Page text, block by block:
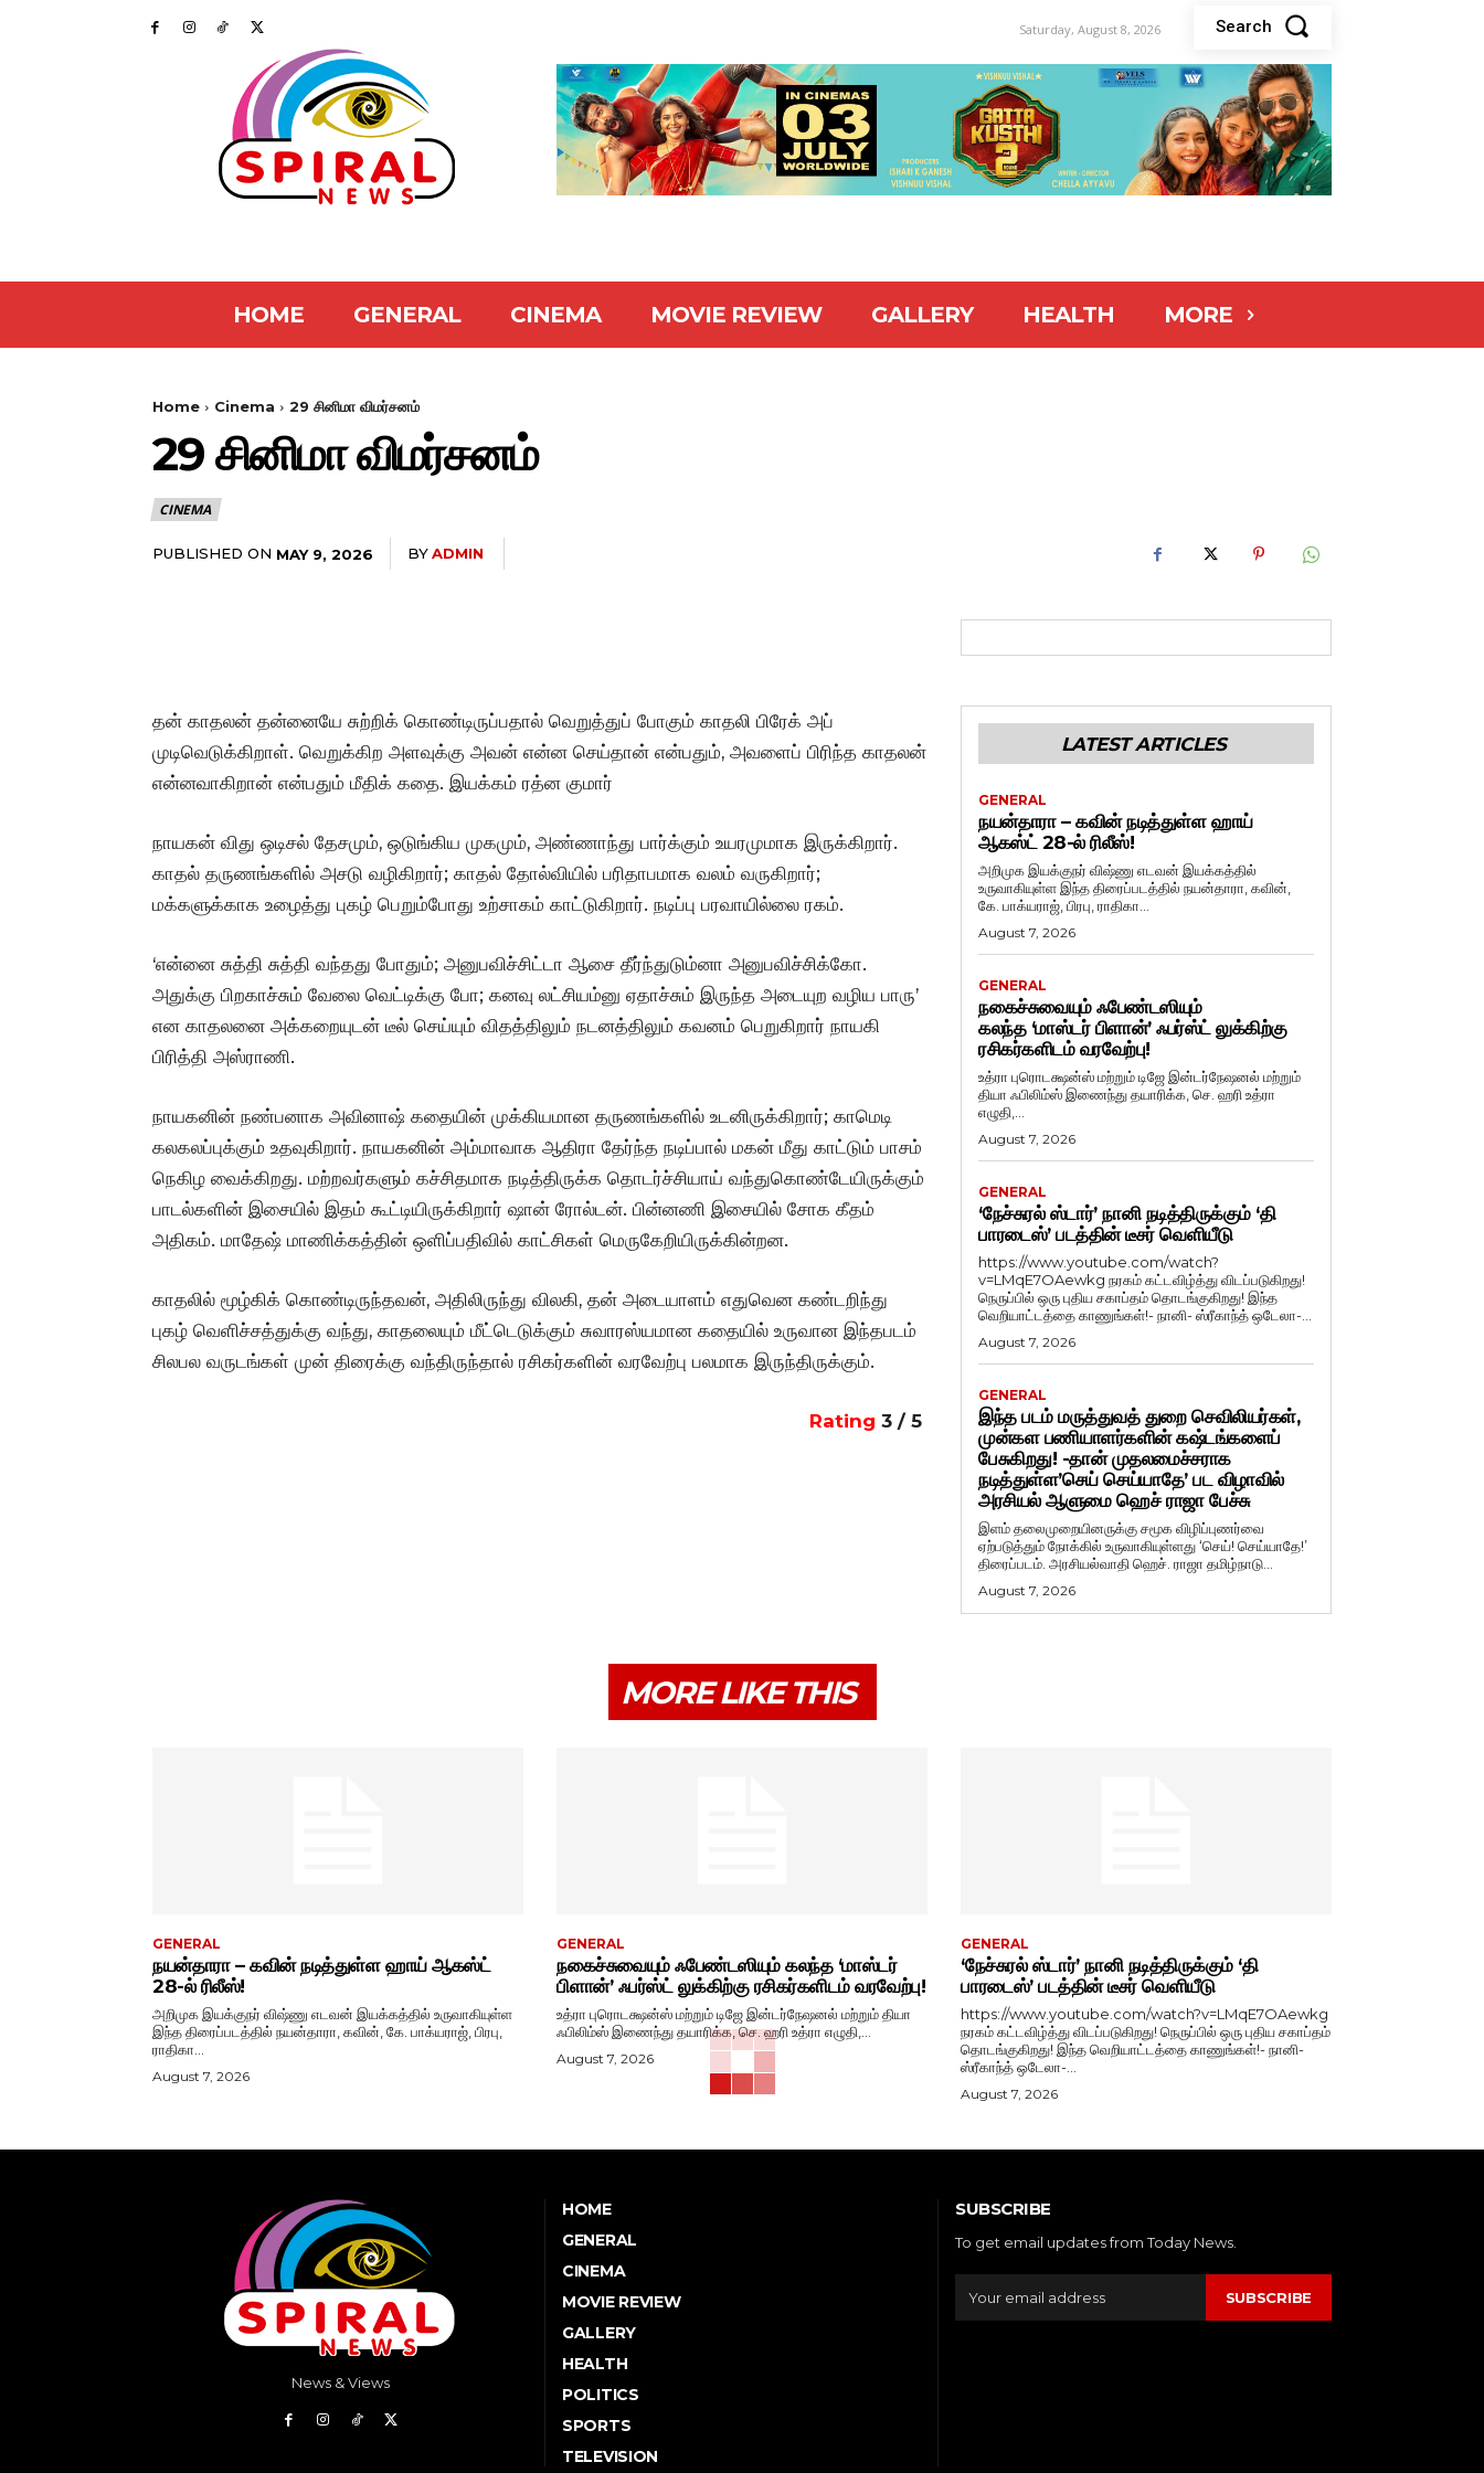
Saturday, August 8, 2026 Search
HOME GENERAL CINEMA MOVIE REVIEW GALLERY HEALTH MORE
Home Cinema 29 சினிமா விமர்சனம்
29 சினிமா விமர்சனம்
CINEMA
PUBLISHED ON MAY 9, 2026 BYADMIN
தன் காதலன் தன்னையே சுற்றிக் கொண்டிருப்பதால் வெறுத்துப் போகும் காதலி பிரேக் அப்
முடிவெடுக்கிறாள். வெறுக்கிற அளவுக்கு அவன் என்ன செய்தான் என்பதும், அவளைப் பிரிந்த காதலன்
என்னவாகிறான் என்பதும் மீதிக் கதை. இயக்கம் ரத்ன குமார்
நாயகன் விது ஒடிசல் தேசமும், ஒடுங்கிய முகமும், அண்ணாந்து பார்க்கும் உயரமுமாக இருக்கிறார்.
காதல் தருணங்களில் அசடு வழிகிறார்; காதல் தோல்வியில் பரிதாபமாக வலம் வருகிறார்;
மக்களுக்காக உழைத்து புகழ் பெறும்போது உற்சாகம் காட்டுகிறார். நடிப்பு பரவாயில்லை ரகம்.
‘என்னை சுத்தி சுத்தி வந்தது போதும்; அனுபவிச்சிட்டா ஆசை தீர்ந்துடும்னா அனுபவிச்சிக்கோ.
அதுக்கு பிறகாச்சும் வேலை வெட்டிக்கு போ; கனவு லட்சியம்னு ஏதாச்சும் இருந்த அடையுற வழிய பாரு’
என காதலனை அக்கறையுடன் டீல் செய்யும் விதத்திலும் நடனத்திலும் கவனம் பெறுகிறார் நாயகி
பிரித்தி அஸ்ராணி.
நாயகனின் நண்பனாக அவினாஷ் கதையின் முக்கியமான தருணங்களில் உடனிருக்கிறார்; காமெடி
கலகலப்புக்கும் உதவுகிறார். நாயகனின் அம்மாவாக ஆதிரா தேர்ந்த நடிப்பால் மகன் மீது காட்டும் பாசம்
நெகிழ வைக்கிறது. மற்றவர்களும் கச்சிதமாக நடித்திருக்க தொடர்ச்சியாய் வந்துகொண்டேயிருக்கும்
பாடல்களின் இசையில் இதம் கூட்டியிருக்கிறார் ஷான் ரோல்டன். பின்னணி இசையில் சோக கீதம்
அதிகம். மாதேஷ் மாணிக்கத்தின் ஒளிப்பதிவில் காட்சிகள் மெருகேறியிருக்கின்றன.
காதலில் மூழ்கிக் கொண்டிருந்தவன், அதிலிருந்து விலகி, தன் அடையாளம் எதுவென கண்டறிந்து
புகழ் வெளிச்சத்துக்கு வந்து, காதலையும் மீட்டெடுக்கும் சுவாரஸ்யமான கதையில் உருவான இந்தபடம்
சிலபல வருடங்கள் முன் திரைக்கு வந்திருந்தால் ரசிகர்களின் வரவேற்பு பலமாக இருந்திருக்கும்.
Rating 3 / 5
LATEST ARTICLES
GENERAL
நயன்தாரா – கவின் நடித்துள்ள ஹாய்
ஆகஸ்ட் 28-ல் ரிலீஸ்!
அறிமுக இயக்குநர் விஷ்ணு எடவன் இயக்கத்தில்
உருவாகியுள்ள இந்த திரைப்படத்தில் நயன்தாரா, கவின்,
கே. பாக்யராஜ், பிரபு, ராதிகா...
August 7, 2026
GENERAL
நகைச்சுவையும் ஃபேண்டஸியும்
கலந்த ‘மாஸ்டர் பிளான்’ ஃபர்ஸ்ட் லுக்கிற்கு
ரசிகர்களிடம் வரவேற்பு!
உத்ரா புரொடக்ஷன்ஸ் மற்றும் டிஜே இன்டர்நேஷனல் மற்றும்
தியா ஃபிலிம்ஸ் இணைந்து தயாரிக்க, செ. ஹரி உத்ரா
எழுதி,...
August 7, 2026
GENERAL
‘நேச்சுரல் ஸ்டார்’ நானி நடித்திருக்கும் ‘தி
பாரடைஸ்’ படத்தின் டீசர் வெளியீடு
https://www.youtube.com/watch?
v=LMqE7OAewkg நரகம் கட்டவிழ்த்து விடப்படுகிறது!
நெருப்பில் ஒரு புதிய சகாப்தம் தொடங்குகிறது! இந்த
வெறியாட்டத்தை காணுங்கள்!- நானி- ஸ்ரீகாந்த் ஒடேலா-...
August 7, 2026
GENERAL
இந்த படம் மருத்துவத் துறை செவிலியர்கள்,
முன்கள பணியாளர்களின் கஷ்டங்களைப்
பேசுகிறது! -தான் முதலமைச்சராக
நடித்துள்ள’செய் செய்யாதே’ பட விழாவில்
அரசியல் ஆளுமை ஹெச் ராஜா பேச்சு
இளம் தலைமுறையினருக்கு சமூக விழிப்புணர்வை
ஏற்படுத்தும் நோக்கில் உருவாகியுள்ளது ‘செய்! செய்யாதே!’
திரைப்படம். அரசியல்வாதி ஹெச். ராஜா தமிழ்நாடு...
August 7, 2026
MORE LIKE THIS
GENERAL
நயன்தாரா – கவின் நடித்துள்ள ஹாய் ஆகஸ்ட்
28-ல் ரிலீஸ்!
அறிமுக இயக்குநர் விஷ்ணு எடவன் இயக்கத்தில் உருவாகியுள்ள
இந்த திரைப்படத்தில் நயன்தாரா, கவின், கே. பாக்யராஜ், பிரபு,
ராதிகா...
August 7, 2026
GENERAL
நகைச்சுவையும் ஃபேண்டஸியும் கலந்த ‘மாஸ்டர்
பிளான்’ ஃபர்ஸ்ட் லுக்கிற்கு ரசிகர்களிடம் வரவேற்பு!
உத்ரா புரொடக்ஷன்ஸ் மற்றும் டிஜே இன்டர்நேஷனல் மற்றும் தியா
ஃபிலிம்ஸ் இணைந்து தயாரிக்க, செ. ஹரி உத்ரா எழுதி,...
August 7, 2026
GENERAL
‘நேச்சுரல் ஸ்டார்’ நானி நடித்திருக்கும் ‘தி
பாரடைஸ்’ படத்தின் டீசர் வெளியீடு
https://www.youtube.com/watch?v=LMqE7OAewkg
நரகம் கட்டவிழ்த்து விடப்படுகிறது! நெருப்பில் ஒரு புதிய சகாப்தம்
தொடங்குகிறது! இந்த வெறியாட்டத்தை காணுங்கள்!- நானி-
ஸ்ரீகாந்த் ஒடேலா-...
August 7, 2026
News & Views
HOME
GENERAL
CINEMA
MOVIE REVIEW
GALLERY
HEALTH
POLITICS
SPORTS
TELEVISION
SUBSCRIBE
To get email updates from Today News.
SUBSCRIBE